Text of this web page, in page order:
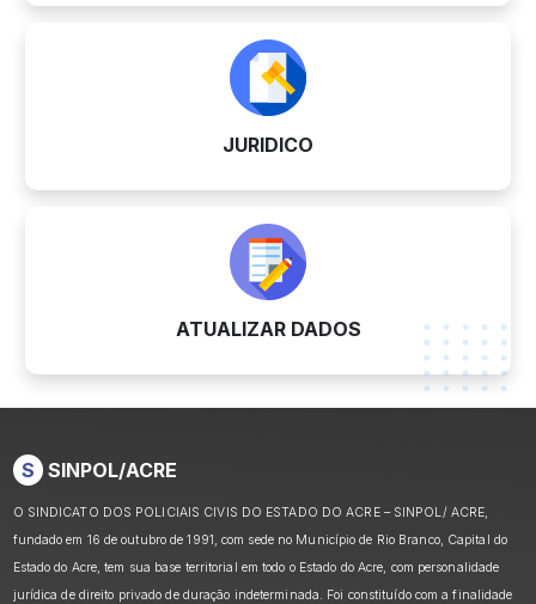
JURIDICO
ATUALIZAR DADOS
S SINPOL/ACRE
O SINDICATO DOS POLICIAIS CIVIS DO ESTADO DO ACRE – SINPOL/ ACRE,
fundado em 16 de outubro de 1991, com sede no Município de Rio Branco, Capital do
Estado do Acre, tem sua base territorial em todo o Estado do Acre, com personalidade
jurídica de direito privado de duração indeterminada. Foi constituído com a finalidade